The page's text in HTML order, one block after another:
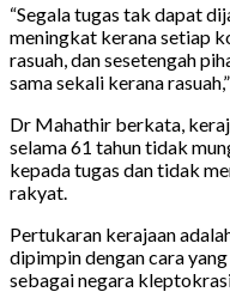
“Segala tugas tak dapat
meningkat kerana setiap
rasuah, dan sesetengah
sama sekali kerana
Dr Mahathir berkata,
selama 61 tahun tidak
kepada tugas dan tidak
rakyat.
Pertukaran kerajaan
dipimpin dengan cara
sebagai negara